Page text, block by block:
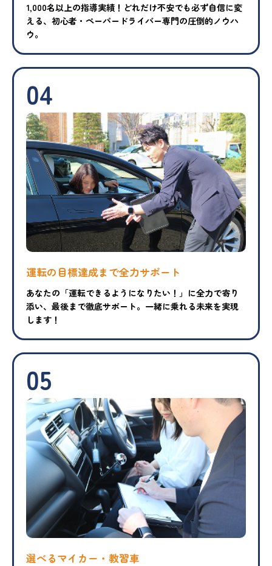
1,000名以上の指導実績！どれだけ不安でも必ず自信に変
える、初心者・ペーパードライバー専門の圧倒的ノウハ
ウ。
04
運転の目標達成まで全力サポート
あなたの「運転できるようになりたい！」に全力で寄り
添い、最後まで徹底サポート。一緒に乗れる未来を実現
します！
05
選べるマイカー・教習車